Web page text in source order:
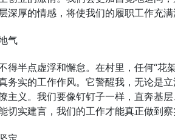
厚的情感，将使我们的履职工作充满
气
得半点虚浮和懈怠。在村里，任何“花
务实的工作作风。它警醒我，无论是
主义。我们要像钉钉子一样，直奔基
切实建言，我们的工作才能真正做到察